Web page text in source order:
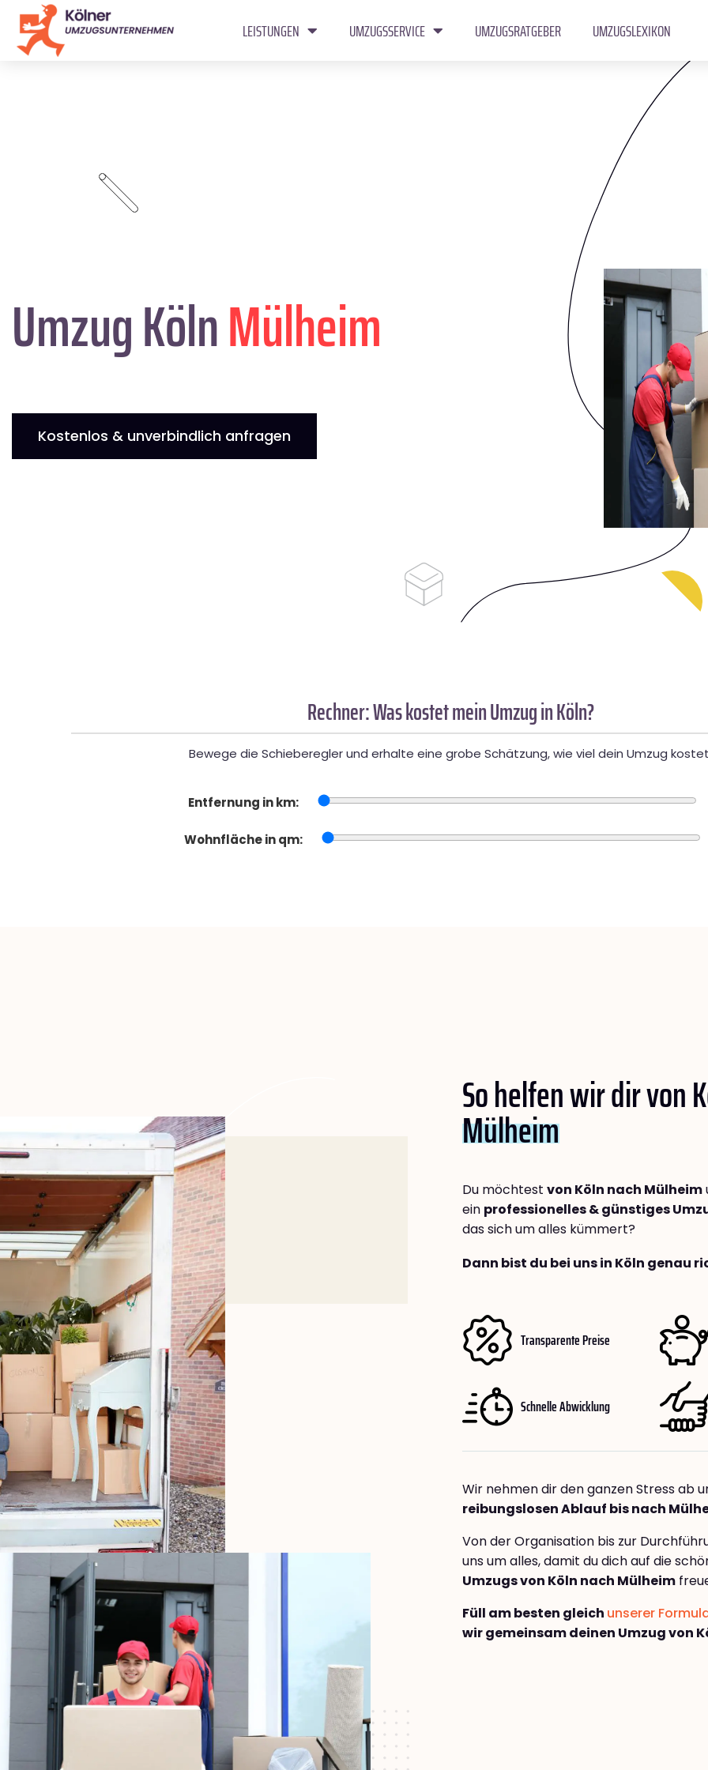
LEISTUNGEN UMZUGSSERVICE UMZUGSRATGEBER UMZUGSLEXIKON
Umzug KölnMülheim
Kostenlos & unverbindlich anfragen
Rechner: Was kostet mein Umzug in Köln?
Bewege die Schieberegler und erhalte eine grobe Schätzung, wie viel dein Umzug
Entfernung in km:
Wohnfläche in qm:
So helfen wir dir von
Mülheim
Du möchtest von Köln nach Mülheim
ein professionelles & günstiges
das sich um alles kümmert?
Dann bist du bei uns in Köln genau
Transparente Preise
Schnelle Abwicklung
Wir nehmen dir den ganzen Stress ab
reibungslosen Ablauf bis nach
Von der Organisation bis zur
uns um alles, damit du dich auf die
Umzugs von Köln nach Mülheim
Füll am besten gleich unserer
wir gemeinsam deinen Umzug von